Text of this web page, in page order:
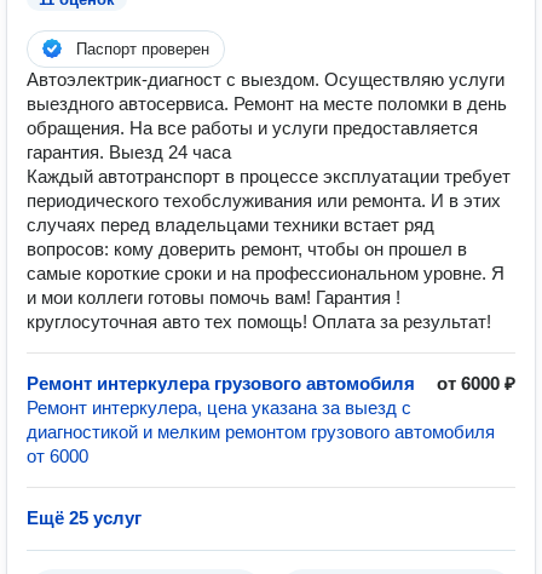
Паспорт проверен
Автоэлектрик-диагност с выездом. Осуществляю услуги
выездного автосервиса. Ремонт на месте поломки в день
обращения. На все работы и услуги предоставляется
гарантия. Выезд 24 часа
Каждый автотранспорт в процессе эксплуатации требует
периодического техобслуживания или ремонта. И в этих
случаях перед владельцами техники встает ряд
вопросов: кому доверить ремонт, чтобы он прошел в
самые короткие сроки и на профессиональном уровне. Я
и мои коллеги готовы помочь вам! Гарантия !
круглосуточная авто тех помощь! Оплата за результат!
Ремонт интеркулера грузового автомобиля
от 6000 ₽
Ремонт интеркулера, цена указана за выезд с
диагностикой и мелким ремонтом грузового автомобиля
от 6000
Ещё 25 услуг